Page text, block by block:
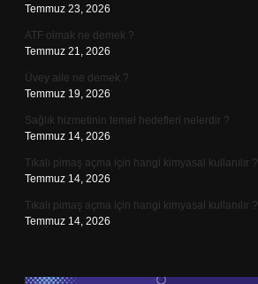
Temmuz 23, 2026
ATF olmak ne demek ?
Temmuz 21, 2026
Üvey aile ne demek ?
Temmuz 19, 2026
Sağlık hizmetinin temel hedefleri nelerdir ?
Temmuz 14, 2026
Tıkalı pimaş açma için hangi kimyasal kullanılır ?
Temmuz 14, 2026
Tıkalı pimaş açma için hangi kimyasal kullanılır ?
Temmuz 14, 2026